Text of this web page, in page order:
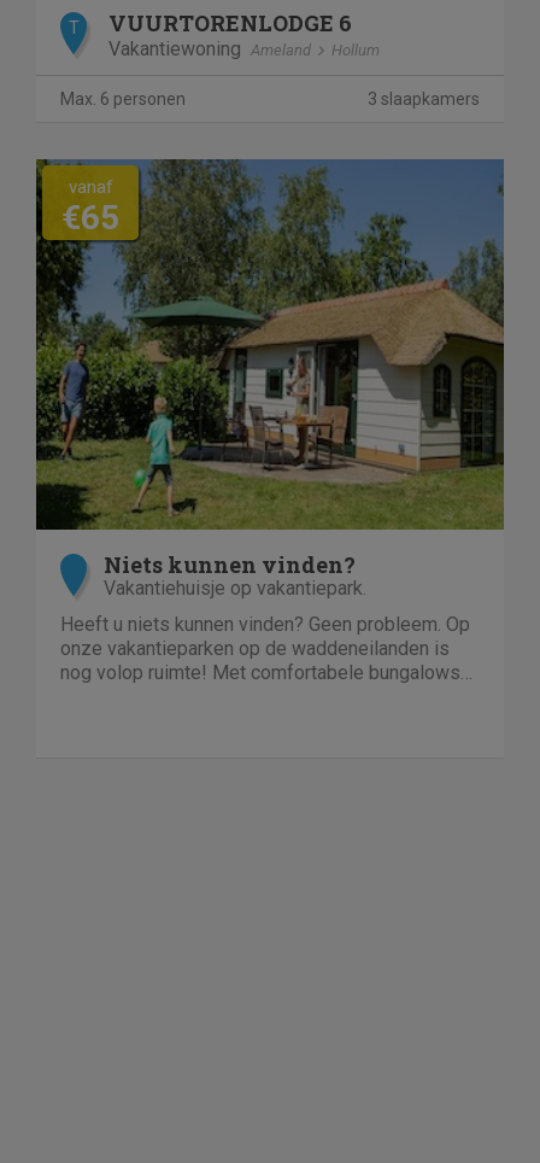
T VUURTORENLODGE 6
Vakantiewoning Ameland Hollum
Max. 6 personen 3 slaapkamers
vanaf
€65
Niets kunnen vinden?
Vakantiehuisje op vakantiepark.
Heeft u niets kunnen vinden? Geen probleem. Op
onze vakantieparken op de waddeneilanden is
nog volop ruimte! Met comfortabele bungalows